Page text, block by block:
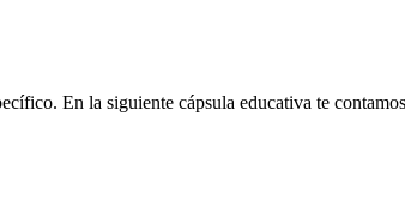
En la siguiente cápsula educativa te